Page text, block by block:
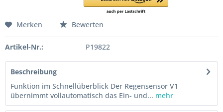
Merken Bewerten
Artikel-Nr.: P19822
Beschreibung
Funktion im Schnellüberblick Der Regensensor V1
übernimmt vollautomatisch das Ein- und... mehr